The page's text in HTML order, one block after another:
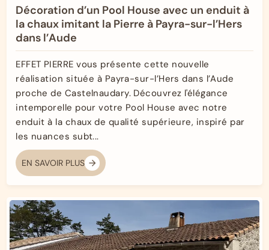
Décoration d’un Pool House avec un enduit à
la chaux imitant la Pierre à Payra-sur-l’Hers
dans l’Aude
EFFET PIERRE vous présente cette nouvelle
réalisation située à Payra-sur-l’Hers dans l’Aude
proche de Castelnaudary. Découvrez l'élégance
intemporelle pour votre Pool House avec notre
enduit à la chaux de qualité supérieure, inspiré par
les nuances subt...
EN SAVOIR PLUS